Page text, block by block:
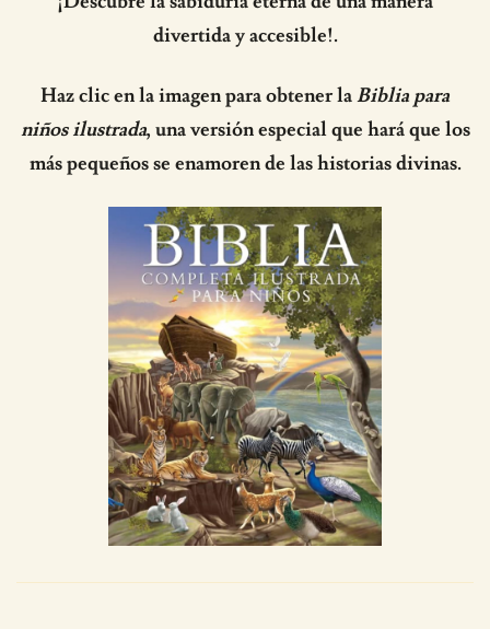
divertida y accesible!.
Haz clic en la imagen para obtener laBiblia para
niños ilustrada, una versión especial que hará que los
más pequeños se enamoren de las historias divinas.